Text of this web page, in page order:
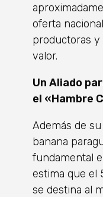
oferta
productoras y
valor.
Un Aliado
el «Hambre
Además de
banana
fundamental
estima que el
se destina al